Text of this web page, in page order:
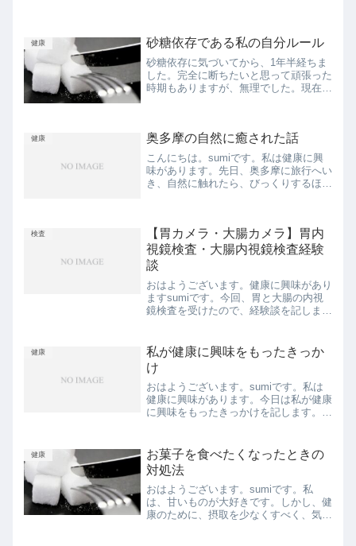
健康 砂糖依存である私の自分ルール
砂糖依存に気づいてから、1年半経ちま
した。完全に断ちたいと思って頑張った
時期もありますが、無理でした。現在、
「自分でお菓子を買わない...
健康 奥多摩の自然に癒された話
こんにちは。sumiです。私は健康に興
味があります。先日、奥多摩に旅行へい
き、自然に触れたら、びっくりするほど
１ 山のふるさと村山の...
検査
【胃カメラ・大腸カメラ】胃内
視鏡検査・大腸内視鏡検査経験
談
おはようございます。健康に興味があり
ますsumiです。今回、胃と大腸の内視
鏡検査を受けたので、経験談を記しま
と思います。尚、病院によって、そして
個人の状況によって、検査...
健康
私が健康に興味をもったきっか
け
おはようございます。sumiです。私は
健康に興味があります。今日は私が健康
に興味をもったきっかけを記します。環
転職をしました。転職したての頃は、慣
れない仕事に、家事に育...
健康
お菓子を食べたくなったときの
対処法
おはようございます。sumiです。私
は、甘いものが大好きです。しかし、健
康のために、摂取を少なくすべく、気を